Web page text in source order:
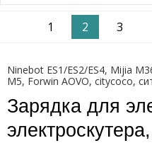
1 2 3
Ninebot ES1/ES2/ES4, Mijia
M5, Forwin AOVO, citycoco,
Зарядка для